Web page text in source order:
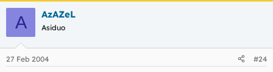
A AzAZeL
Asiduo
27 Feb 2004 #24